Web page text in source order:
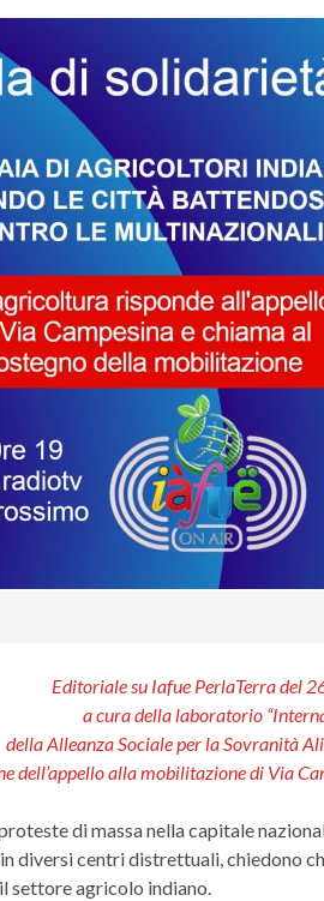
Editoriale su Iafue PerlaTerra del
a cura della laboratorio
della Alleanza Sociale per la Sovranità
dell’appello alla mobilitazione di Via
di massa nella capitale
diversi centri distrettuali, chiedono
agricolo indiano.